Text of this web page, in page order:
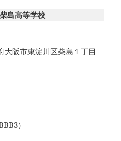
島高等学校
大阪市東淀川区柴島１丁目
）